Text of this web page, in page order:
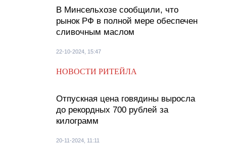
В Минсельхозе сообщили, что
рынок РФ в полной мере обеспечен
сливочным маслом
22-10-2024, 15:47
НОВОСТИ РИТЕЙЛА
Отпускная цена говядины выросла
до рекордных 700 рублей за
килограмм
20-11-2024, 11:11